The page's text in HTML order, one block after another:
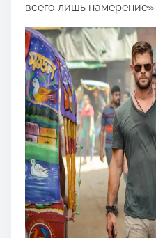
всего лишь намерение».